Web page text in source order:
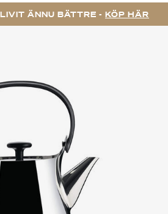
ÄNNU BÄTTRE - KÖP HÄR